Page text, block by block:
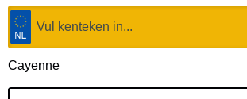
Classic
Nieuw
Cayenne